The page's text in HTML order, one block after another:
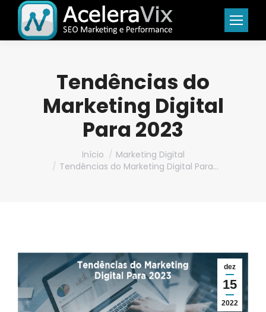
Tendências do
Marketing Digital
Para 2023
Você está aqui:Início
Marketing Digital
Tendências do Marketing Digital Para…
dez
15
2022